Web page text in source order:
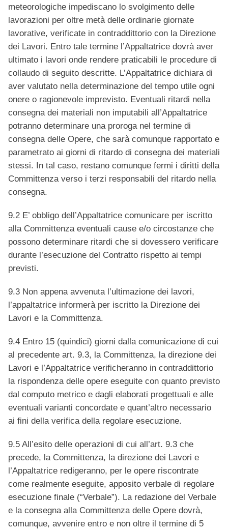
meteorologiche impediscano lo svolgimento delle
lavorazioni per oltre metà delle ordinarie giornate
lavorative, verificate in contraddittorio con la Direzione
dei Lavori. Entro tale termine l’Appaltatrice dovrà aver
ultimato i lavori onde rendere praticabili le procedure di
collaudo di seguito descritte. L’Appaltatrice dichiara di
aver valutato nella determinazione del tempo utile ogni
onere o ragionevole imprevisto. Eventuali ritardi nella
consegna dei materiali non imputabili all’Appaltatrice
potranno determinare una proroga nel termine di
consegna delle Opere, che sarà comunque rapportato e
parametrato ai giorni di ritardo di consegna dei materiali
stessi. In tal caso, restano comunque fermi i diritti della
Committenza verso i terzi responsabili del ritardo nella
consegna.
9.2 E’ obbligo dell’Appaltatrice comunicare per iscritto
alla Committenza eventuali cause e/o circostanze che
possono determinare ritardi che si dovessero verificare
durante l’esecuzione del Contratto rispetto ai tempi
previsti.
9.3 Non appena avvenuta l’ultimazione dei lavori,
l’appaltatrice informerà per iscritto la Direzione dei
Lavori e la Committenza.
9.4 Entro 15 (quindici) giorni dalla comunicazione di cui
al precedente art. 9.3, la Committenza, la direzione dei
Lavori e l’Appaltatrice verificheranno in contraddittorio
la rispondenza delle opere eseguite con quanto previsto
dal computo metrico e dagli elaborati progettuali e alle
eventuali varianti concordate e quant’altro necessario
ai fini della verifica della regolare esecuzione.
9.5 All’esito delle operazioni di cui all’art. 9.3 che
precede, la Committenza, la direzione dei Lavori e
l’Appaltatrice redigeranno, per le opere riscontrate
come realmente eseguite, apposito verbale di regolare
esecuzione finale (“Verbale”). La redazione del Verbale
e la consegna alla Committenza delle Opere dovrà,
comunque, avvenire entro e non oltre il termine di 5